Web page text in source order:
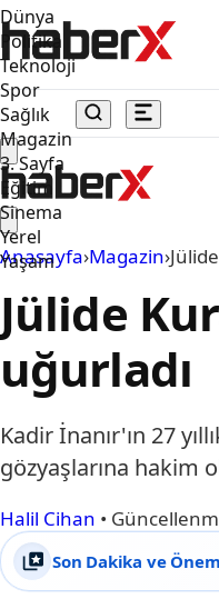
Dünya
Politika
Teknoloji
Spor
Sağlık
Magazin
3. Sayfa
Eğitim
Sinema
Yerel
Yaşam
Anasayfa›Magazin›
Jülide
uğurladı
Kadir İnanır'ın 27
gözyaşlarına hakim
Halil Cihan •
Son Dakika ve